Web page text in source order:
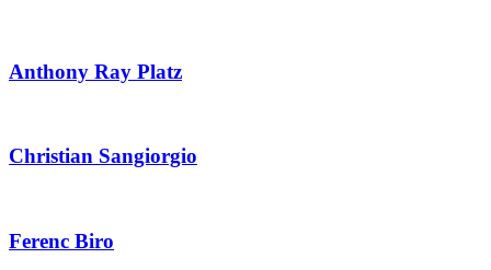
Anthony Ray Platz
Christian Sangiorgio
Ferenc Biro